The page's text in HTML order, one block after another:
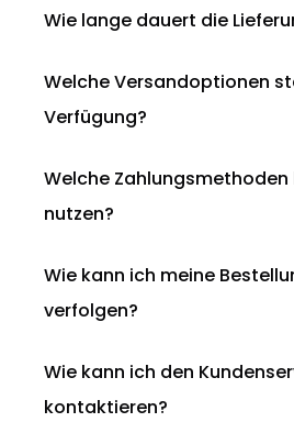
Wie lange dauert die
Welche Versandoptionen
Verfügung?
Welche Zahlungsmethoden
nutzen?
Wie kann ich meine
verfolgen?
Wie kann ich den
kontaktieren?